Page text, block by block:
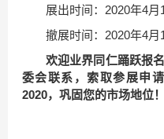
展出时间：2020年4月
撤展时间：2020年4月
欢迎业界同仁踊跃报
委会联系，索取参展申
2020，巩固您的市场地位！